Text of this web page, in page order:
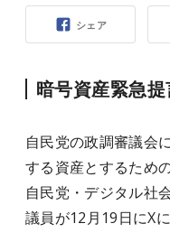
シェア
暗号資産緊急
自民党の政調審議会
する資産とするため
自民党・デジタル社
議員が12月19日にX